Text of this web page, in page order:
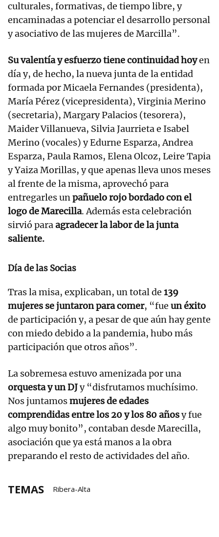
culturales, formativas, de tiempo libre, y
encaminadas a potenciar el desarrollo personal
y asociativo de las mujeres de Marcilla”.
Su valentía y esfuerzo tiene continuidad hoyen
día y, de hecho, la nueva junta de la entidad
formada por Micaela Fernandes (presidenta),
María Pérez (vicepresidenta), Virginia Merino
(secretaria), Margary Palacios (tesorera),
Maider Villanueva, Silvia Jaurrieta e Isabel
Merino (vocales) y Edurne Esparza, Andrea
Esparza, Paula Ramos, Elena Olcoz, Leire Tapia
y Yaiza Morillas, y que apenas lleva unos meses
al frente de la misma, aprovechó para
entregarles unpañuelo rojo bordado con el
logo de Marecilla. Además esta celebración
sirvió paraagradecer la labor de la junta
saliente.
Día de las Socias
Tras la misa, explicaban, un total de 139
mujeres se juntaron para comer, “fue un éxito
de participación y, a pesar de que aún hay gente
con miedo debido a la pandemia, hubo más
participación que otros años”.
La sobremesa estuvo amenizada por una
orquesta y un DJy “disfrutamos muchísimo.
Nos juntamosmujeres de edades
comprendidas entre los 20 y los 80 añosy fue
algo muy bonito”, contaban desde Marecilla,
asociación que ya está manos a la obra
preparando el resto de actividades del año.
TEMAS Ribera-Alta